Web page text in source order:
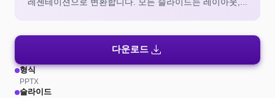
다운로드 download
형식
PPTX
슬라이드